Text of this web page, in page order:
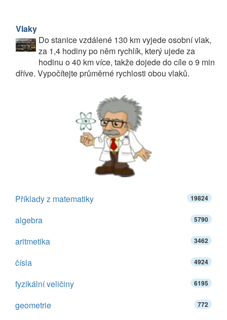
Vlaky
Do stanice vzdálené 130 km vyjede osobní vlak,
za 1,4 hodiny po něm rychlík, který ujede za
hodinu o 40 km více, takže dojede do cíle o 9 min
dříve. Vypočítejte průměrné rychlosti obou vlaků.
Příklady z matematiky 19824
algebra 5790
aritmetika 3462
čísla 4924
fyzikální veličiny 6195
geometrie 772